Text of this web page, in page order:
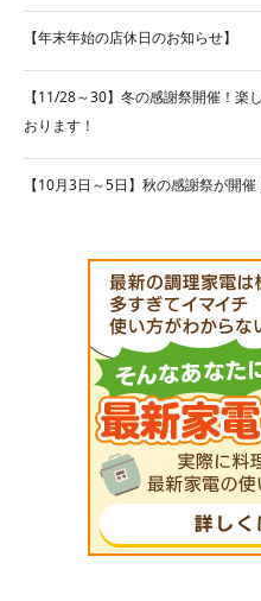
【年末年始の店休日のお知らせ】
【11/28～30】冬の感謝祭開催！楽
おります！
【10月3日～5日】秋の感謝祭が開